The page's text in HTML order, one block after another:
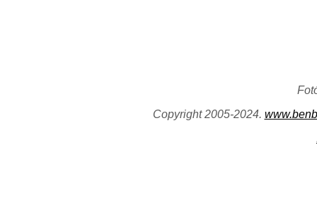
Copyright 2005-2024.